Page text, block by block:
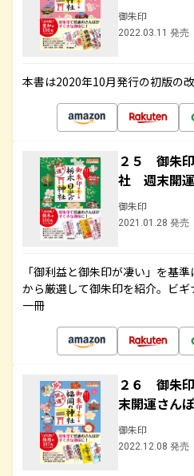
御朱印
2022.03.11 発売
本書は2020年10月発行の初版の改
２５ 御朱
社 週末開
御朱印
2021.01.28 発売
「御利益と御朱印が凄い」を基
から厳選して御朱印を紹介。ビ
一冊
２６ 御朱
末開運さん
御朱印
2022.12.08 発売